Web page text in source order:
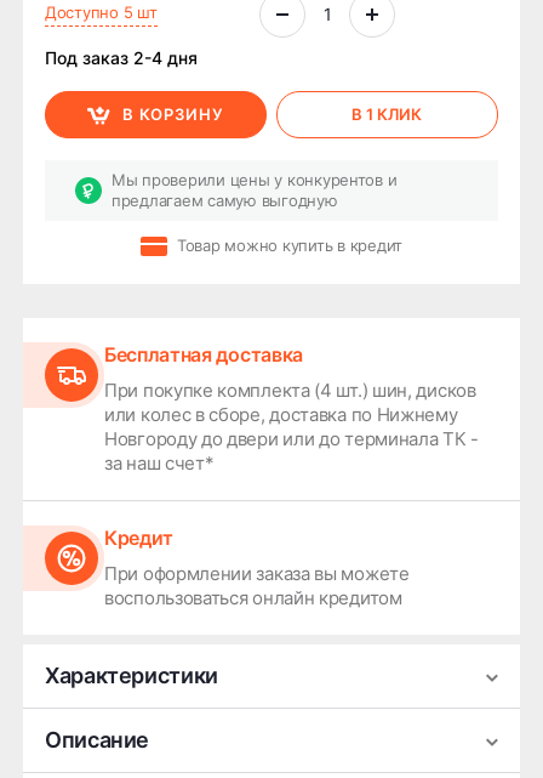
Доступно 5 шт
Под заказ 2-4 дня
В КОРЗИНУ В 1 КЛИК
Мы проверили цены у конкурентов и
предлагаем самую выгодную
Товар можно купить в кредит
Бесплатная доставка
При покупке комплекта (4 шт.) шин, дисков
или колес в сборе, доставка по Нижнему
Новгороду до двери или до терминала ТК -
за наш счет*
Кредит
При оформлении заказа вы можете
воспользоваться онлайн кредитом
Характеристики
Производитель
Сезонность
Летняя
Описание